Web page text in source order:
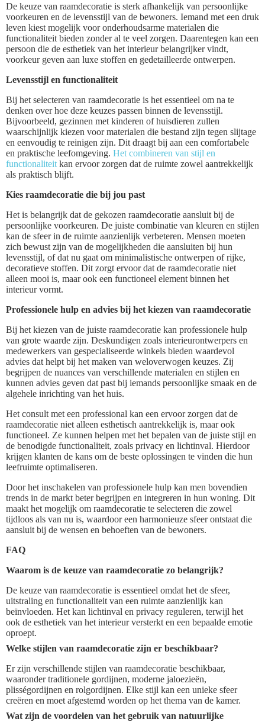
De keuze van raamdecoratie is sterk afhankelijk van persoonlijke
voorkeuren en de levensstijl van de bewoners. Iemand met een druk
leven kiest mogelijk voor onderhoudsarme materialen die
functionaliteit bieden zonder al te veel zorgen. Daarentegen kan een
persoon die de esthetiek van het interieur belangrijker vindt,
voorkeur geven aan luxe stoffen en gedetailleerde ontwerpen.
Levensstijl en functionaliteit
Bij het selecteren van raamdecoratie is het essentieel om na te
denken over hoe deze keuzes passen binnen de levensstijl.
Bijvoorbeeld, gezinnen met kinderen of huisdieren zullen
waarschijnlijk kiezen voor materialen die bestand zijn tegen slijtage
en eenvoudig te reinigen zijn. Dit draagt bij aan een comfortabele
en praktische leefomgeving. Het combineren van stijl en
functionaliteit kan ervoor zorgen dat de ruimte zowel aantrekkelijk
als praktisch blijft.
Kies raamdecoratie die bij jou past
Het is belangrijk dat de gekozen raamdecoratie aansluit bij de
persoonlijke voorkeuren. De juiste combinatie van kleuren en stijlen
kan de sfeer in de ruimte aanzienlijk verbeteren. Mensen moeten
zich bewust zijn van de mogelijkheden die aansluiten bij hun
levensstijl, of dat nu gaat om minimalistische ontwerpen of rijke,
decoratieve stoffen. Dit zorgt ervoor dat de raamdecoratie niet
alleen mooi is, maar ook een functioneel element binnen het
interieur vormt.
Professionele hulp en advies bij het kiezen van raamdecoratie
Bij het kiezen van de juiste raamdecoratie kan professionele hulp
van grote waarde zijn. Deskundigen zoals interieurontwerpers en
medewerkers van gespecialiseerde winkels bieden waardevol
advies dat helpt bij het maken van weloverwogen keuzes. Zij
begrijpen de nuances van verschillende materialen en stijlen en
kunnen advies geven dat past bij iemands persoonlijke smaak en de
algehele inrichting van het huis.
Het consult met een professional kan een ervoor zorgen dat de
raamdecoratie niet alleen esthetisch aantrekkelijk is, maar ook
functioneel. Ze kunnen helpen met het bepalen van de juiste stijl en
de benodigde functionaliteit, zoals privacy en lichtinval. Hierdoor
krijgen klanten de kans om de beste oplossingen te vinden die hun
leefruimte optimaliseren.
Door het inschakelen van professionele hulp kan men bovendien
trends in de markt beter begrijpen en integreren in hun woning. Dit
maakt het mogelijk om raamdecoratie te selecteren die zowel
tijdloos als van nu is, waardoor een harmonieuze sfeer ontstaat die
aansluit bij de wensen en behoeften van de bewoners.
FAQ
Waarom is de keuze van raamdecoratie zo belangrijk?
De keuze van raamdecoratie is essentieel omdat het de sfeer,
uitstraling en functionaliteit van een ruimte aanzienlijk kan
beïnvloeden. Het kan lichtinval en privacy reguleren, terwijl het
ook de esthetiek van het interieur versterkt en een bepaalde emotie
oproept.
Welke stijlen van raamdecoratie zijn er beschikbaar?
Er zijn verschillende stijlen van raamdecoratie beschikbaar,
waaronder traditionele gordijnen, moderne jaloezieën,
plisségordijnen en rolgordijnen. Elke stijl kan een unieke sfeer
creëren en moet afgestemd worden op het thema van de kamer.
Wat zijn de voordelen van het gebruik van natuurlijke